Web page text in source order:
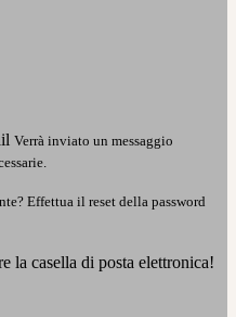
Verrà inviato un messaggio
Effettua il reset della password
la casella di posta elettronica!